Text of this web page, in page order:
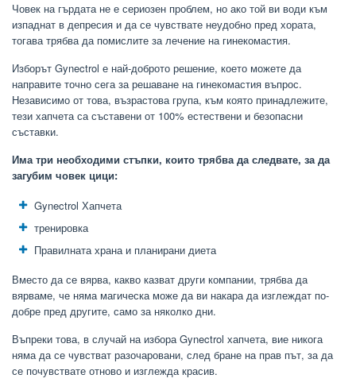
Човек на гърдата не е сериозен проблем, но ако той ви води към
изпаднат в депресия и да се чувствате неудобно пред хората,
тогава трябва да помислите за лечение на гинекомастия.
Изборът Gynectrol е най-доброто решение, което можете да
направите точно сега за решаване на гинекомастия въпрос.
Независимо от това, възрастова група, към която принадлежите,
тези хапчета са съставени от 100% естествени и безопасни
съставки.
Има три необходими стъпки, които трябва да следвате, за да
загубим човек цици:
Gynectrol Хапчета
тренировка
Правилната храна и планирани диета
Вместо да се вярва, какво казват други компании, трябва да
вярваме, че няма магическа може да ви накара да изглеждат по-
добре пред другите, само за няколко дни.
Въпреки това, в случай на избора Gynectrol хапчета, вие никога
няма да се чувстват разочаровани, след бране на прав път, за да
се почувствате отново и изглежда красив.